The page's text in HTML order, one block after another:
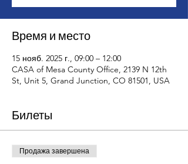
Время и место
15 нояб. 2025 г., 09:00 – 12:00
CASA of Mesa County Office, 2139 N 12th
St, Unit 5, Grand Junction, CO 81501, USA
Билеты
Продажа завершена